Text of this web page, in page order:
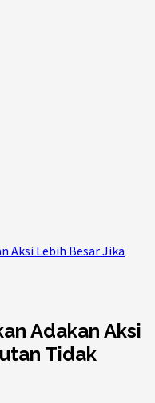
Aksi Lebih Besar Jika
Adakan Aksi
Tidak